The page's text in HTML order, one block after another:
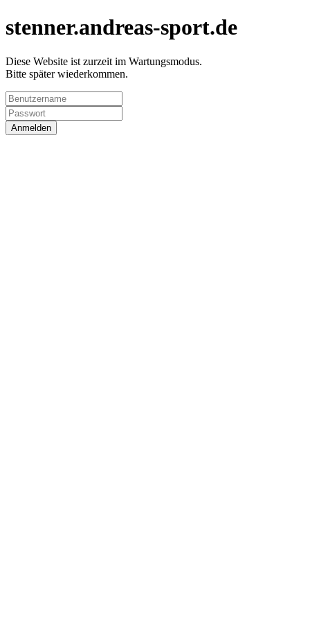
stenner.andreas-sport.de
Diese Website ist zurzeit im Wartungsmodus.
Bitte später wiederkommen.